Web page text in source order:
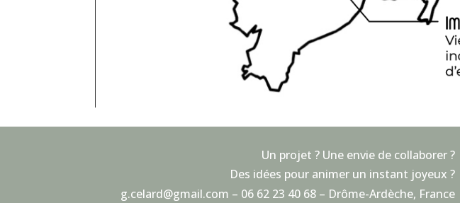
Un projet ? Une envie de collaborer ?
Des idées pour animer un instant joyeux ?
g.celard@gmail.com – 06 62 23 40 68 – Drôme-Ardèche, France